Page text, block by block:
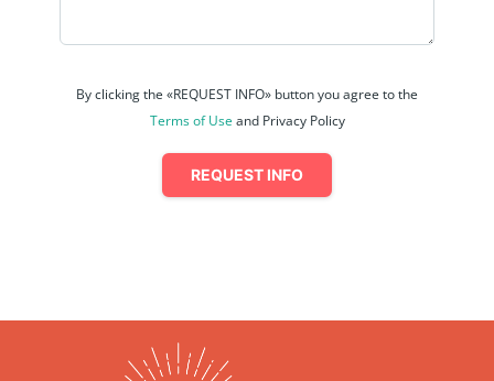
By clicking the «REQUEST INFO» button you agree to the
Terms of Use and Privacy Policy
REQUEST INFO